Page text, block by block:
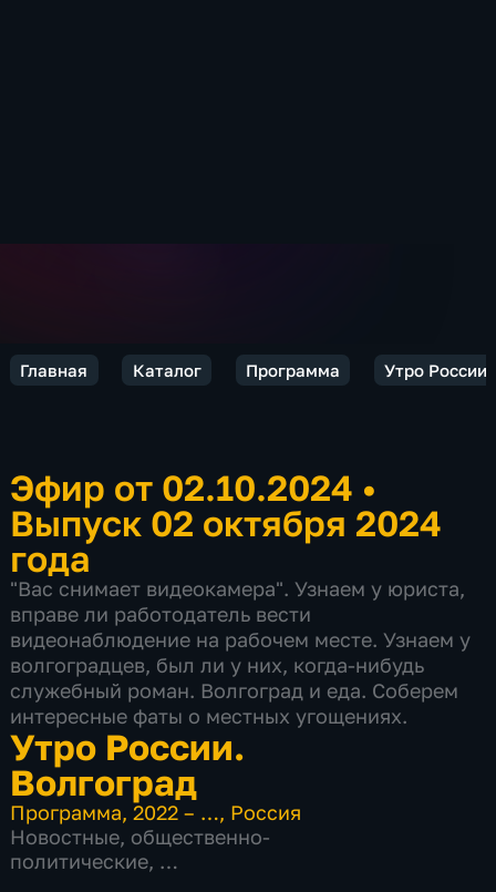
Главная Каталог Программа Утро
Эфир от 02.10.2024 •
Выпуск 02 октября 2024
года
"Вас снимает видеокамера". Узнаем у юриста,
вправе ли работодатель вести
видеонаблюдение на рабочем месте. Узнаем у
волгоградцев, был ли у них, когда-нибудь
служебный роман. Волгоград и еда. Соберем
интересные фаты о местных угощениях.
Утро России.
Волгоград
Программа,2022 – …, Россия
Новостные, общественно-
политические,